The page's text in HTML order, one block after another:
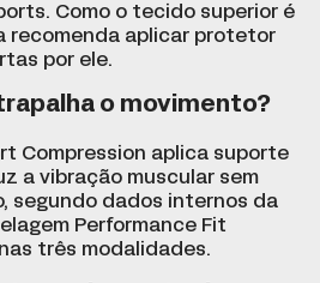
Como o tecido superior é
recomenda aplicar protetor
por ele.
o movimento?
Compression aplica suporte
a vibração muscular sem
segundo dados internos da
Performance Fit
três modalidades.